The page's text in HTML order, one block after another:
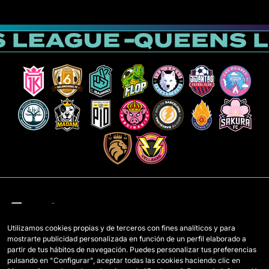
Equipos
Jugadoras Draft
Mercato
Reglamento
Utilizamos cookies propias y de terceros con fines analíticos y para
mostrarte publicidad personalizada en función de un perfil elaborado a
partir de tus hábitos de navegación. Puedes personalizar tus preferencias
pulsando en "Configurar", aceptar todas las cookies haciendo clic en